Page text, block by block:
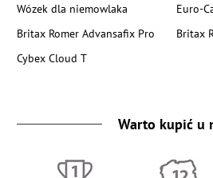
Wózek dla niemowlaka
Euro-
Britax Romer Advansafix Pro
Britax
Cybex Cloud T
Warto kupić u